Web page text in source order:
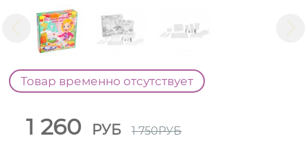
Товар временно отсутствует
1 260 РУБ 1 750РУБ